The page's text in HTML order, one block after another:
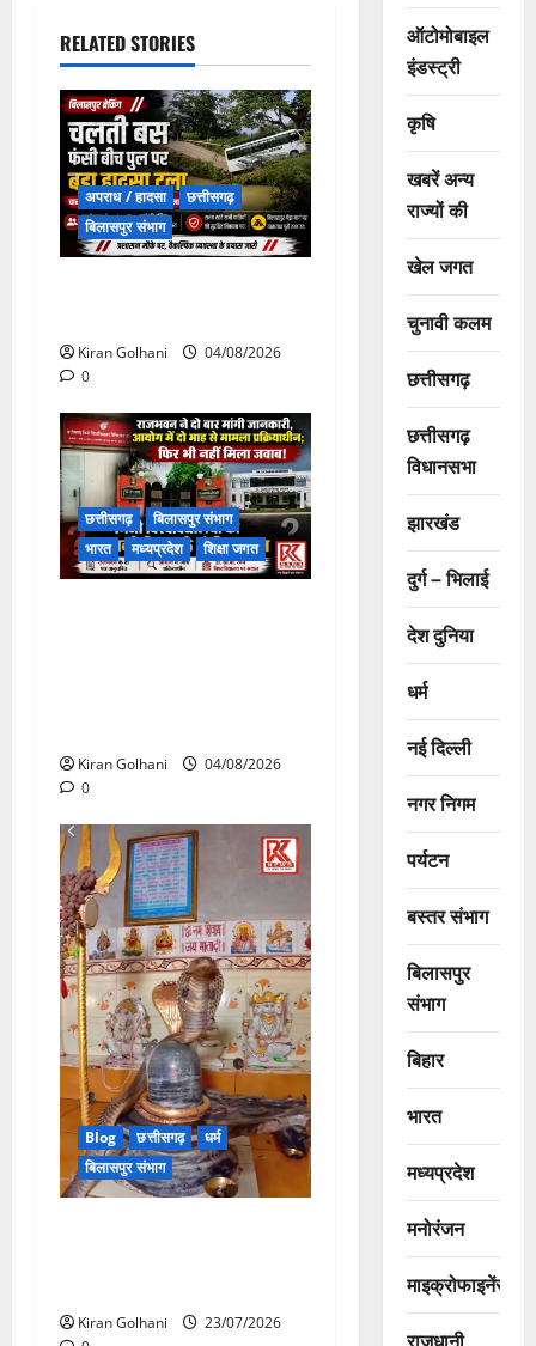
RELATED STORIES
अपराध / हादसा
छत्तीसगढ़
बिलासपुर संभाग
Kiran Golhani
04/08/2026
0
छत्तीसगढ़
बिलासपुर संभाग
भारत
मध्यप्रदेश शिक्षा जगत
Kiran Golhani
04/08/2026
0
Blog छत्तीसगढ़
धर्म
बिलासपुर संभाग
Kiran Golhani
23/07/2026
ऑटोमोबाइल
इंडस्ट्री
कृषि
खबरें अन्य
राज्यों की
खेल जगत
चुनावी कलम
छत्तीसगढ़
छत्तीसगढ़
विधानसभा
झारखंड
दुर्ग – भिलाई
देश दुनिया
धर्म
नई दिल्ली
नगर निगम
पर्यटन
बस्तर संभाग
बिलासपुर
संभाग
बिहार
भारत
मध्यप्रदेश
मनोरंजन
माइक्रोफाइनेंस